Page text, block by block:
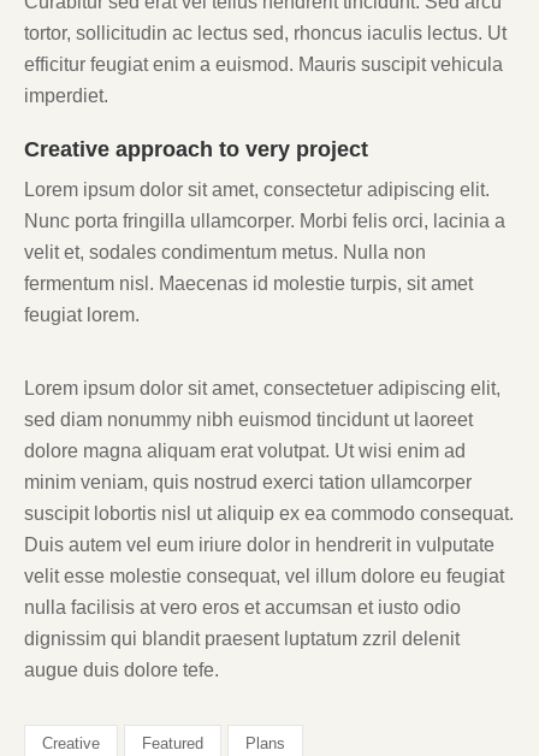
tortor, sollicitudin ac lectus sed, rhoncus iaculis lectus. Ut
efficitur feugiat enim a euismod. Mauris suscipit vehicula
imperdiet.
Creative approach to very project
Lorem ipsum dolor sit amet, consectetur adipiscing elit.
Nunc porta fringilla ullamcorper. Morbi felis orci, lacinia a
velit et, sodales condimentum metus. Nulla non
fermentum nisl. Maecenas id molestie turpis, sit amet
feugiat lorem.
Lorem ipsum dolor sit amet, consectetuer adipiscing elit,
sed diam nonummy nibh euismod tincidunt ut laoreet
dolore magna aliquam erat volutpat. Ut wisi enim ad
minim veniam, quis nostrud exerci tation ullamcorper
suscipit lobortis nisl ut aliquip ex ea commodo consequat.
Duis autem vel eum iriure dolor in hendrerit in vulputate
velit esse molestie consequat, vel illum dolore eu feugiat
nulla facilisis at vero eros et accumsan et iusto odio
dignissim qui blandit praesent luptatum zzril delenit
augue duis dolore tefe.
Creative Featured Plans